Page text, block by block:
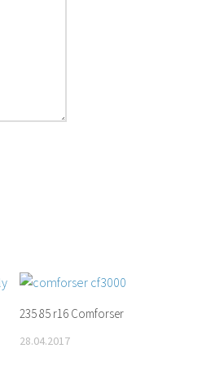
235 85 r16 Comforser
28.04.2017